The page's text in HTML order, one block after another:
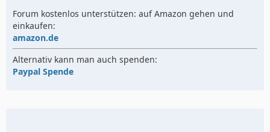
Forum kostenlos unterstützen: auf Amazon gehen und
einkaufen:
amazon.de
Alternativ kann man auch spenden:
Paypal Spende